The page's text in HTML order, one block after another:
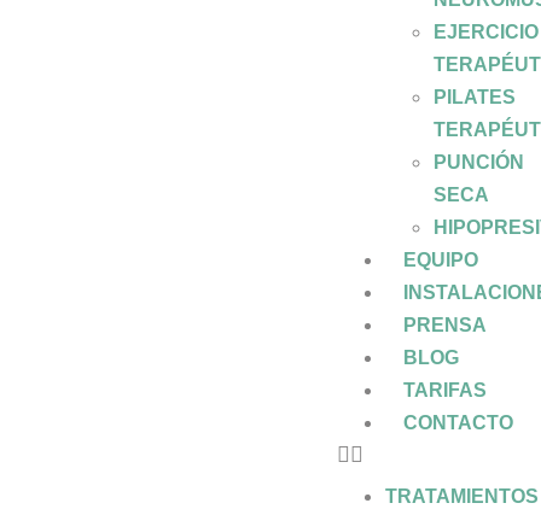
EJERCICIO
PILATES
PUNCIÓN
SECA
EQUIPO
PRENSA
BLOG
TARIFAS
CONTACTO
TRATAMIENTOS